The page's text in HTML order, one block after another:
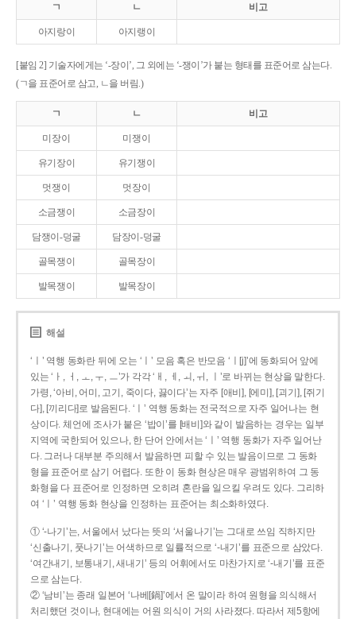
ㄱ ㄴ 비고
아지랑이 아지랭이
[붙임 2] 기술자에게는 ‘-장이’, 그 외에는 ‘-쟁이’가 붙는 형태를 표준어로 삼는다.
(ㄱ을 표준어로 삼고, ㄴ을 버림.)
ㄱ ㄴ 비고
미장이 미쟁이
유기장이 유기쟁이
멋쟁이 멋장이
소금쟁이 소금장이
담쟁이-덩굴 담장이-덩굴
골목쟁이 골목장이
발목쟁이 발목장이
해설
‘ㅣ’ 역행 동화란 뒤에 오는 ‘ㅣ’ 모음 혹은 반모음 ‘ㅣ[j]’에 동화되어 앞에
있는 ‘ㅏ, ㅓ, ㅗ, ㅜ, ㅡ’가 각각 ‘ㅐ, ㅔ, ㅚ, ㅟ, ㅣ’로 바뀌는 현상을 말한다.
가령, ‘아비, 어미, 고기, 죽이다, 끓이다’는 자주 [애비], [에미], [괴기], [쥐기
다], [끼리다]로 발음된다. ‘ㅣ’ 역행 동화는 전국적으로 자주 일어나는 현
상이다. 체언에 조사가 붙은 ‘밥이’를 [배비]와 같이 발음하는 경우는 일부
지역에 국한되어 있으나, 한 단어 안에서는 ‘ㅣ’ 역행 동화가 자주 일어난
다. 그러나 대부분 주의해서 발음하면 피할 수 있는 발음이므로 그 동화
형을 표준어로 삼기 어렵다. 또한 이 동화 현상은 매우 광범위하여 그 동
화형을 다 표준어로 인정하면 오히려 혼란을 일으킬 우려도 있다. 그리하
여 ‘ㅣ’ 역행 동화 현상을 인정하는 표준어는 최소화하였다.
① ‘-나기’는, 서울에서 났다는 뜻의 ‘서울나기’는 그대로 쓰임 직하지만
‘신출나기, 풋나기’는 어색하므로 일률적으로 ‘-내기’를 표준으로 삼았다.
‘여간내기, 보통내기, 새내기’ 등의 어휘에서도 마찬가지로 ‘-내기’를 표준
으로 삼는다.
② ‘남비’는 종래 일본어 ‘나베[鍋]’에서 온 말이라 하여 원형을 의식해서
처리했던 것이나, 현대에는 어원 의식이 거의 사라졌다. 따라서 제5항에